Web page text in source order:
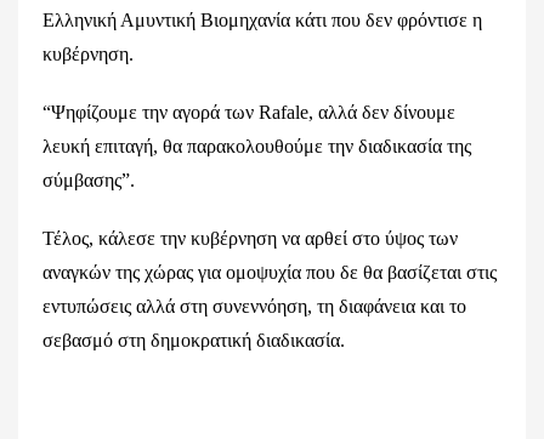
Ελληνική Αμυντική Βιομηχανία κάτι που δεν φρόντισε η
κυβέρνηση.
“Ψηφίζουμε την αγορά των Rafale, αλλά δεν δίνουμε
λευκή επιταγή, θα παρακολουθούμε την διαδικασία της
σύμβασης”.
Τέλος, κάλεσε την κυβέρνηση να αρθεί στο ύψος των
αναγκών της χώρας για ομοψυχία που δε θα βασίζεται στις
εντυπώσεις αλλά στη συνεννόηση, τη διαφάνεια και το
σεβασμό στη δημοκρατική διαδικασία.